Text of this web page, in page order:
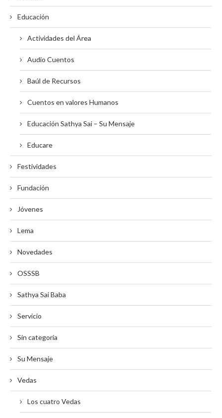
Educación
Actividades del Área
Audio Cuentos
Baúl de Recursos
Cuentos en valores Humanos
Educación Sathya Sai – Su Mensaje
Educare
Festividades
Fundación
Jóvenes
Lema
Novedades
OSSSB
Sathya Sai Baba
Servicio
Sin categoría
Su Mensaje
Vedas
Los cuatro Vedas